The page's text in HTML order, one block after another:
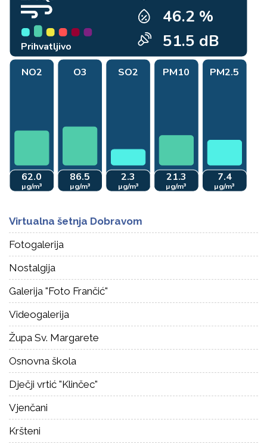
Virtualna šetnja Dobravom
Fotogalerija
Nostalgija
Galerija "Foto Frančić"
Videogalerija
Župa Sv. Margarete
Osnovna škola
Dječji vrtić "Klinčec"
Vjenčani
Kršteni